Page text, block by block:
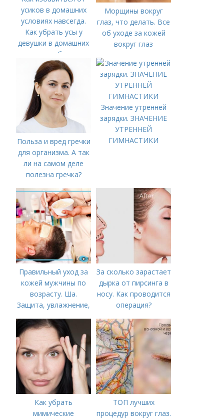
усиков в домашних
условиях навсегда.
Как убрать усы у
девушки в домашних
условиях быстро
Морщины вокруг
глаз, что делать. Все
об уходе за кожей
вокруг глаз
Польза и вред гречки
для организма. А так
ли на самом деле
полезна гречка?
Значение утренней
зарядки. ЗНАЧЕНИЕ
УТРЕННЕЙ
ГИМНАСТИКИ
Правильный уход за
кожей мужчины по
возрасту. Ша.
Защита, увлажнение,
За сколько зарастает
дырка от пирсинга в
носу. Как проводится
операция?
Как убрать
мимические
ТОП лучших
процедур вокруг глаз.